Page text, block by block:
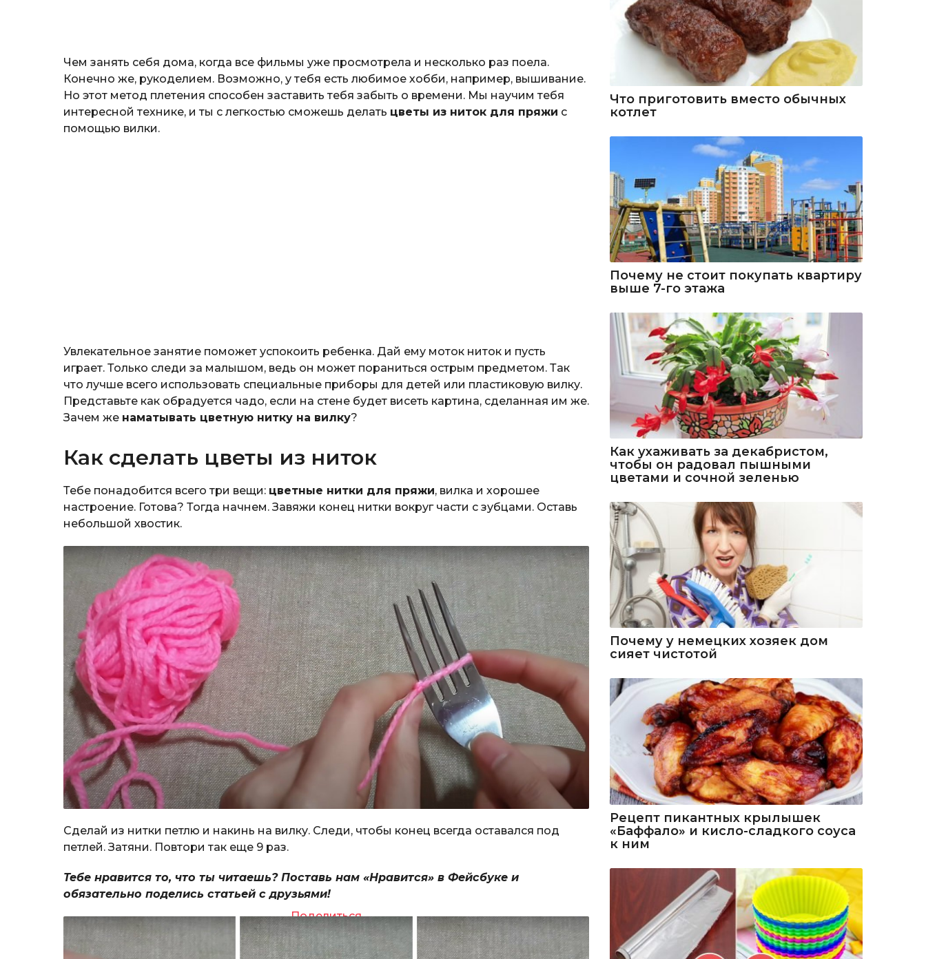
Чем занять себя дома, когда все фильмы уже просмотрела и несколько раз поела.
Конечно же, рукоделием. Возможно, у тебя есть любимое хобби, например, вышивание.
Но этот метод плетения способен заставить тебя забыть о времени. Мы научим тебя
интересной технике, и ты с легкостью сможешь делать цветы из ниток для пряжи с
помощью вилки.
Увлекательное занятие поможет успокоить ребенка. Дай ему моток ниток и пусть
играет. Только следи за малышом, ведь он может пораниться острым предметом. Так
что лучше всего использовать специальные приборы для детей или пластиковую вилку.
Представьте как обрадуется чадо, если на стене будет висеть картина, сделанная им же.
Зачем же наматывать цветную нитку на вилку?
Как сделать цветы из ниток
Тебе понадобится всего три вещи: цветные нитки для пряжи, вилка и хорошее
настроение. Готова? Тогда начнем. Завяжи конец нитки вокруг части с зубцами. Оставь
небольшой хвостик.
Сделай из нитки петлю и накинь на вилку. Следи, чтобы конец всегда оставался под
петлей. Затяни. Повтори так еще 9 раз.
Тебе нравится то, что ты читаешь? Поставь нам «Нравится» в Фейсбуке и
обязательно поделись статьей с друзьями!
Поделиться
Что приготовить вместо обычных
котлет
Почему не стоит покупать квартиру
выше 7-го этажа
Как ухаживать за декабристом,
чтобы он радовал пышными
цветами и сочной зеленью
Почему у немецких хозяек дом
сияет чистотой
Рецепт пикантных крылышек
«Баффало» и кисло-сладкого соуса
к ним